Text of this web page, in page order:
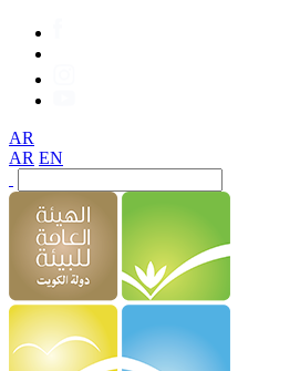
AR
AR EN